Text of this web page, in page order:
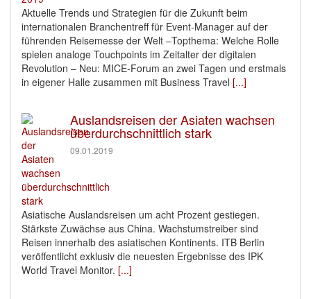
Aktuelle Trends und Strategien für die Zukunft beim
internationalen Branchentreff für Event-Manager auf der
führenden Reisemesse der Welt –Topthema: Welche Rolle
spielen analoge Touchpoints im Zeitalter der digitalen
Revolution – Neu: MICE-Forum an zwei Tagen und erstmals
in eigener Halle zusammen mit Business Travel [...]
Auslandsreisen der Asiaten wachsen
überdurchschnittlich stark
09.01.2019
Asiatische Auslandsreisen um acht Prozent gestiegen.
Stärkste Zuwächse aus China. Wachstumstreiber sind
Reisen innerhalb des asiatischen Kontinents. ITB Berlin
veröffentlicht exklusiv die neuesten Ergebnisse des IPK
World Travel Monitor. [...]